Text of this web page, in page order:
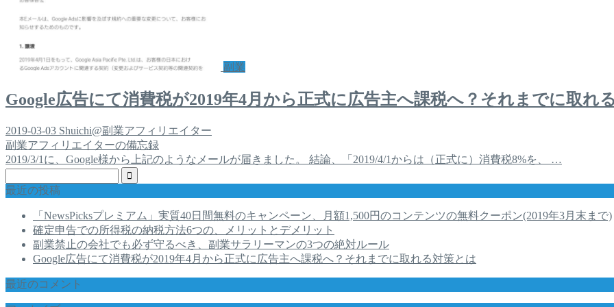
副業
Google広告にて消費税が2019年4月から正式に広告主へ課税へ？それまでに取れ
2019-03-03 Shuichi@副業アフィリエイター
副業アフィリエイターの備忘録
2019/3/1に、Google様から上記のようなメールが届きました。 結論、「2019/4/1からは（正式に）消費税8%を、 …
最近の投稿
「NewsPicksプレミアム」実質40日間無料のキャンペーン、月額1,500円のコンテンツの無料クーポン(2019年3月末まで)
確定申告での所得税の納税方法6つの、メリットとデメリット
副業禁止の会社でも必ず守るべき、副業サラリーマンの3つの絶対ルール
Google広告にて消費税が2019年4月から正式に広告主へ課税へ？それまでに取れる対策とは
最近のコメント